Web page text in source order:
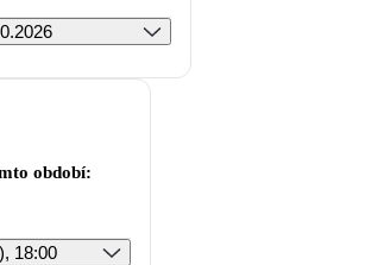
období:
18:00